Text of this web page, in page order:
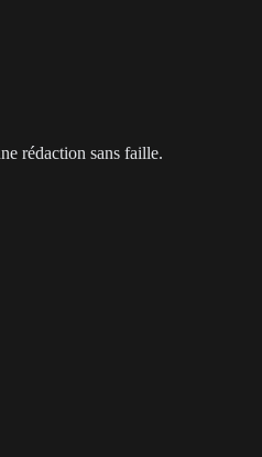
rédaction sans faille.